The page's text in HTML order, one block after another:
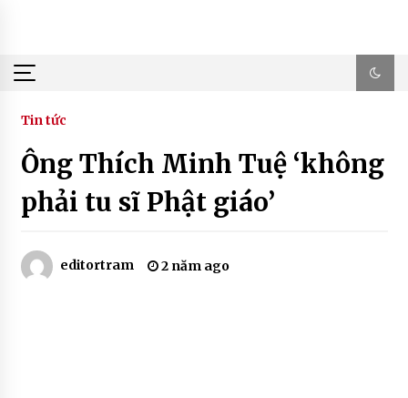
Tin tức
Ông Thích Minh Tuệ ‘không
phải tu sĩ Phật giáo’
editortram 2 năm ago